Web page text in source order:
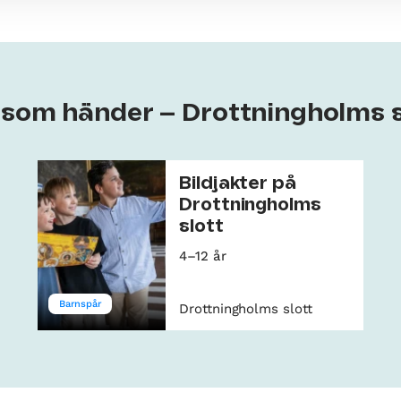
händer – Drottningholms
Barnspår
Bildjakter på
Drottningholms
slott
4–12 år
Drottningholms slott